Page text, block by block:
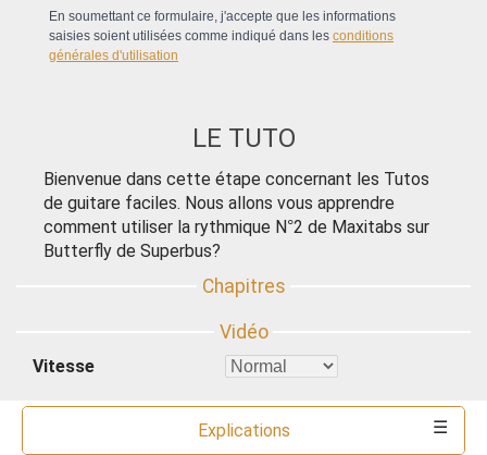
En soumettant ce formulaire, j'accepte que les informations
saisies soient utilisées comme indiqué dans les conditions
générales d'utilisation
LE TUTO
Bienvenue dans cette étape concernant les Tutos
de guitare faciles. Nous allons vous apprendre
comment utiliser la rythmique N°2 de Maxitabs sur
Butterfly de Superbus?
Vitesse
Explications